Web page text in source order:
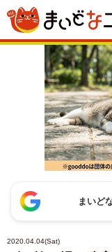
まいど
2020.04.04(Sat)